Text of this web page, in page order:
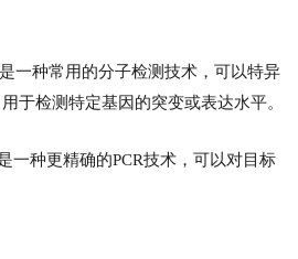
一种常用的分子检测技术，可以特异
于检测特定基因的突变或表达水平。
一种更精确的PCR技术，可以对目标